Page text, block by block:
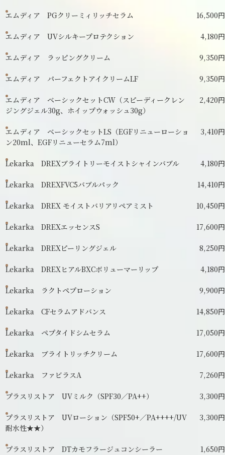
エムディア PGクリーミィリッチセラム 16,500円
エムディア UVシルキープロテクション 4,180円
エムディア ラッピングクリーム 9,350円
エムディア パーフェクトアイクリームLF 9,350円
エムディア ベーシックセットCW（スピーディークレン
ジングジェル30g、ホイップウォッシュ30g）
2,420円
エムディア ベーシックセットLS（EGFリニューローショ
ン20ml、EGFリニューセラム7ml）
3,410円
Lekarka DREXブライトリーモイストシャインバブル 4,180円
Lekarka DREXFVC5バブルパック 14,410円
Lekarka DREX モイストバリアリペアミスト 10,450円
Lekarka DREXエッセンスS 17,600円
Lekarka DREXピーリングジェル 8,250円
Lekarka DREXヒアルBXCボリューマーリップ 4,180円
Lekarka ラクトペプローション 9,900円
Lekarka CFセラムアドバンス 14,850円
Lekarka ペプタイドシムセラム 17,050円
Lekarka ブライトリッチクリーム 17,600円
Lekarka ファビラスA 7,260円
プラスリストア UVミルク（SPF30／PA++） 3,300円
プラスリストア UVローション（SPF50+／PA++++/UV
耐水性★★）
3,300円
プラスリストア DTカモフラージュコンシーラー 1,650円